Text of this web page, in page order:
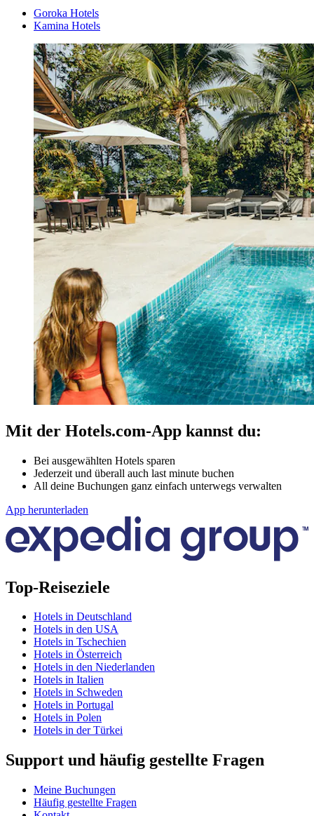
Goroka Hotels
Kamina Hotels
Mit der Hotels.com-App kannst du:
Bei ausgewählten Hotels sparen
Jederzeit und überall auch last minute buchen
All deine Buchungen ganz einfach unterwegs verwalten
App herunterladen
Top-Reiseziele
Hotels in Deutschland
Hotels in den USA
Hotels in Tschechien
Hotels in Österreich
Hotels in den Niederlanden
Hotels in Italien
Hotels in Schweden
Hotels in Portugal
Hotels in Polen
Hotels in der Türkei
Support und häufig gestellte Fragen
Meine Buchungen
Häufig gestellte Fragen